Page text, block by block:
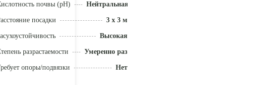
почвы (pH) Нейтральная (5,5 - 7)
посадки 3 x 3 м
Высокая
разрастаемости Умеренно разрастается
опоры/подвязки Нет